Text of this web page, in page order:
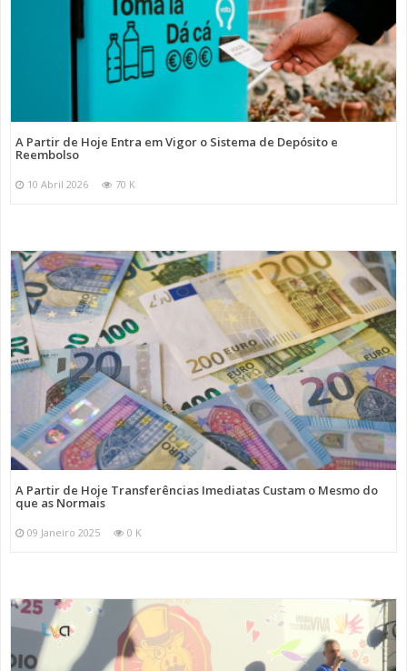
A Partir de Hoje Entra em Vigor o Sistema de Depósito e
Reembolso
10 Abril 2026 70 K
A Partir de Hoje Transferências Imediatas Custam o Mesmo do
que as Normais
09 Janeiro 2025 0 K